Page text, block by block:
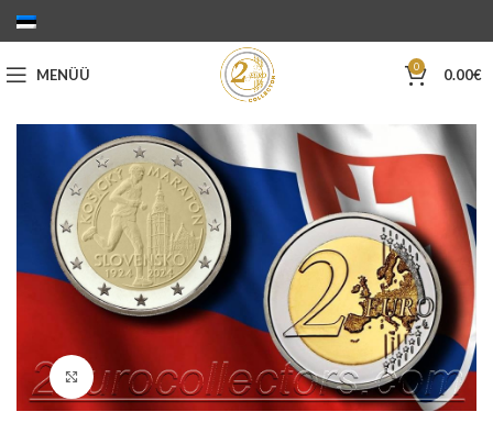
MENÜÜ 0 0.00€
Suurenda